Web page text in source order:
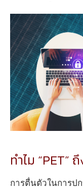
ทำไม
การตื่นตัวในการป